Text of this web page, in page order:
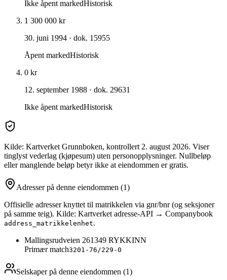
Ikke åpent markedHistorisk
1 300 000 kr
30. juni 1994 · dok. 15955
Åpent markedHistorisk
0 kr
12. september 1988 · dok. 29631
Ikke åpent markedHistorisk
Kilde: Kartverket Grunnboken, kontrollert 2. august 2026. Viser
tinglyst vederlag (kjøpesum) uten personopplysninger. Nullbeløp
eller manglende beløp betyr ikke at eiendommen er gratis.
Adresser på denne eiendommen (1)
Offisielle adresser knyttet til matrikkelen via gnr/bnr (og seksjoner
på samme teig). Kilde: Kartverket adresse-API → Companybook
address_matrikkelenhet.
Mallingsrudveien 261349 RYKKINN
Primær match3201-76/229-0
Selskaper på denne eiendommen (1)